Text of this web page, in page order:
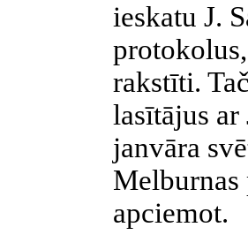
ieskatu J.
rakstīti.
lasītājus
janvāra
apciemot.